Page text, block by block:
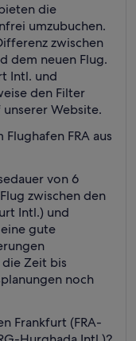
die
umzubuchen.
zwischen
dem neuen Flug.
Intl. und
den Filter
Website.
FRA aus
von 6
zwischen den
Intl.) und
gute
Zeit bis
noch
Frankfurt (FRA-